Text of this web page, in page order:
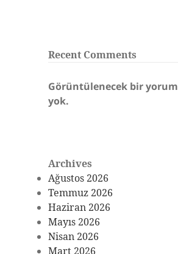
Recent Comments
Görüntülenecek bir yorum
yok.
Archives
Ağustos 2026
Temmuz 2026
Haziran 2026
Mayıs 2026
Nisan 2026
Mart 2026